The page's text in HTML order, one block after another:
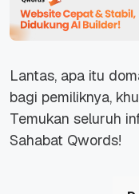
Lantas, apa itu
bagi pemiliknya,
Temukan seluruh
Sahabat Qwords!